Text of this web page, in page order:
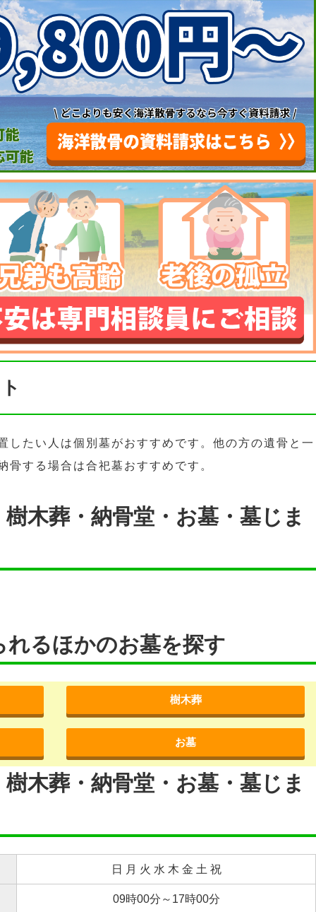
したい人は個別墓がおすすめです。他の方の遺骨と一
骨する場合は合祀墓おすすめです。
木葬・納骨堂・お墓・墓じま
れるほかのお墓を探す
樹木葬
お墓
木葬・納骨堂・お墓・墓じま
日 月 火 水 木 金 土 祝
09時00分～17時00分